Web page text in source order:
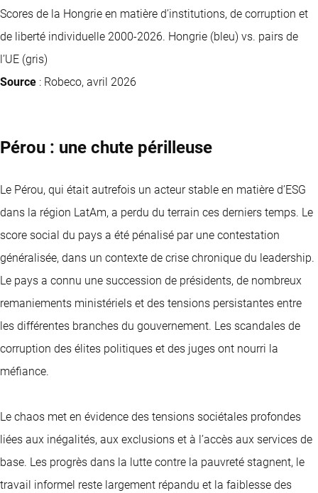
Scores de la Hongrie en matière d’institutions, de corruption et
de liberté individuelle 2000-2026. Hongrie (bleu) vs. pairs de
l’UE (gris)
Source : Robeco, avril 2026
Pérou : une chute périlleuse
Le Pérou, qui était autrefois un acteur stable en matière d’ESG
dans la région LatAm, a perdu du terrain ces derniers temps. Le
score social du pays a été pénalisé par une contestation
généralisée, dans un contexte de crise chronique du leadership.
Le pays a connu une succession de présidents, de nombreux
remaniements ministériels et des tensions persistantes entre
les différentes branches du gouvernement. Les scandales de
corruption des élites politiques et des juges ont nourri la
méfiance.
Le chaos met en évidence des tensions sociétales profondes
liées aux inégalités, aux exclusions et à l’accès aux services de
base. Les progrès dans la lutte contre la pauvreté stagnent, le
travail informel reste largement répandu et la faiblesse des